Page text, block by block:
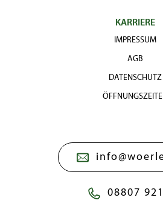
KARRIERE
IMPRESSUM
AGB
DATENSCHUTZ
08807